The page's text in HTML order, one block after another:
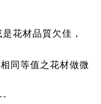
花材品質欠佳，
同等值之花材做微